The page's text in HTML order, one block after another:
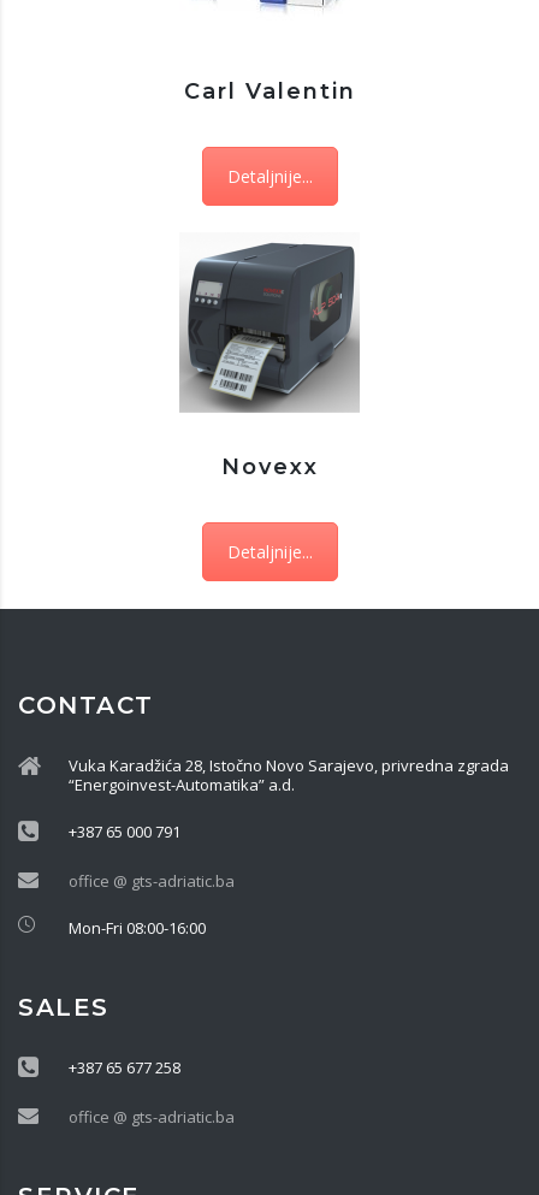
Carl Valentin
Detaljnije...
Novexx
Detaljnije...
CONTACT
Vuka Karadžića 28, Istočno Novo Sarajevo, privredna zgrada
“Energoinvest-Automatika” a.d.
+387 65 000 791
office @ gts-adriatic.ba
Mon-Fri 08:00-16:00
SALES
+387 65 677 258
office @ gts-adriatic.ba